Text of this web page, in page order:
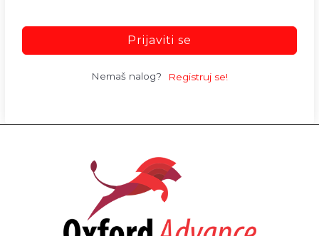
Prijaviti se
Nemaš nalog? Registruj se!